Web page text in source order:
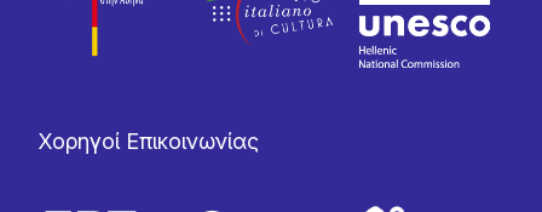
Χορηγοί Επικοινωνίας